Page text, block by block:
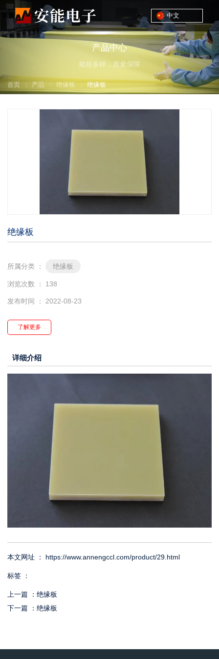
中文
产品中心
规格多样，质量保障
首页 ： 产品 ： 绝缘板 ： 绝缘板
绝缘板
所属分类 ： 绝缘板
浏览次数 ： 138
发布时间 ： 2022-08-23
了解更多
详细介绍
本文网址 ： https://www.annengccl.com/product/29.html
标签 ：
上一篇 ： 绝缘板
下一篇 ： 绝缘板